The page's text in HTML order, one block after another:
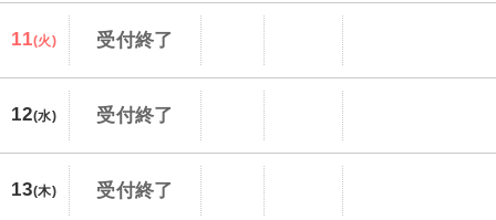
11(火) 受付終了
12(水) 受付終了
13(木) 受付終了